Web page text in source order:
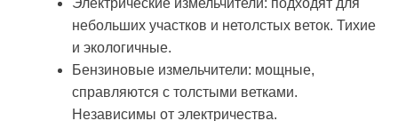
небольших участков и нетолстых веток. Тихие
и экологичные.
Бензиновые измельчители: мощные,
справляются с толстыми ветками.
Независимы от электричества.